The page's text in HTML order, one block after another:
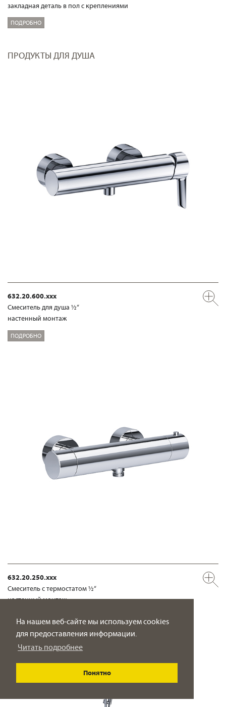
На нашем веб-сайте мы используем cookies
для предоставления информации.
Читать подробнее
Понятно
закладная деталь в пол с креплениями
ПОДРОБНО
ПРОДУКТЫ ДЛЯ ДУША
632.20.600.xxx
Смеситель для душа ½“
настенный монтаж
ПОДРОБНО
632.20.250.xxx
Смеситель с термостатом ½“
настенный монтаж